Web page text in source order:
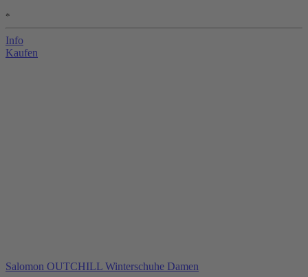
*
Info
Kaufen
Salomon OUTCHILL Winterschuhe Damen